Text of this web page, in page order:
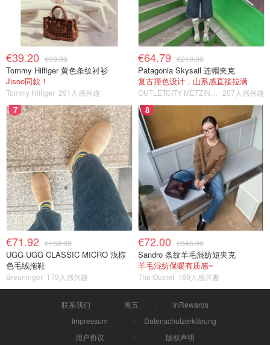
€39.20 €99.90
Tommy Hilfiger 黄色条纹衬衫
Jisoo同款！
Tommy Hilfiger 291人感兴趣
€64.79 €210.00
Patagonia Skysail 连帽夹克
复古撞色设计，山系感直接拉满
207人感兴趣
7
€71.92 €159.99
UGG UGG CLASSIC MICRO 浅棕
色毛绒拖鞋
Breuninger 179人感兴趣
8
€72.00 €345.00
Sandro 条纹羊毛混纺短夹克
羊毛混纺保暖有质感~
The Outnet 169人感兴趣
联系我们 黑五
InRewards
Impressum
Datenschutzerklärung
用户协议
版权声明